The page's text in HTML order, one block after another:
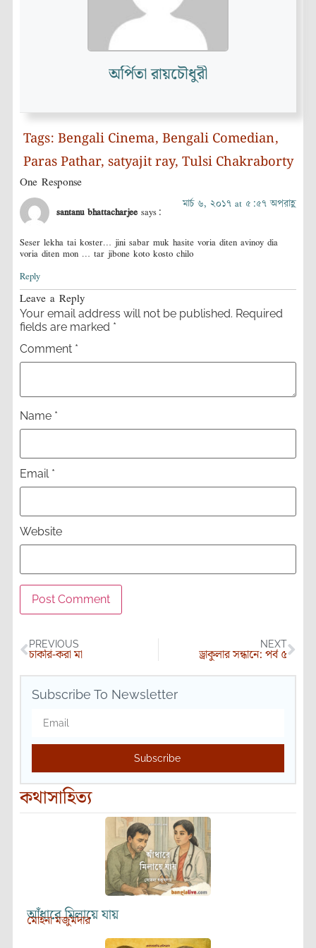
অর্পিতা রায়চৌধুরী
Tags: Bengali Cinema, Bengali Comedian,
Paras Pathar, satyajit ray, Tulsi Chakraborty
One Response
santanu bhattacharjee says:
মার্চ ৬, ২০১৭ at ৫:৫৭ অপরাহ্ণ
Seser lekha tai koster… jini sabar muk hasite voria diten avinoy dia
voria diten mon … tar jibone koto kosto chilo
Reply
Leave a Reply
Your email address will not be published. Required
fields are marked *
Comment *
Name *
Email *
Website
PREVIOUS
চাকরি-করা মা
NEXT
ড্রাকুলার সন্ধানে: পর্ব ৫
Subscribe To Newsletter
Subscribe
কথাসাহিত্য
আঁধারে মিলায়ে যায়
মোহনা মজুমদার